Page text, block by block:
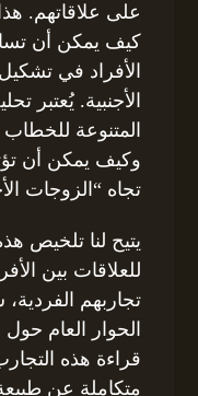
على علاقاتهم.
كيف يمكن أن
الأفراد في
الأجنبية. يُعتبر
المتنوعة
وكيف يمكن أن
تجاه “الزوجات
يتيح لنا تلخيص
للعلاقات بين
تجاربهم الفردية،
الحوار العام
قراءة هذه
متكاملة عن